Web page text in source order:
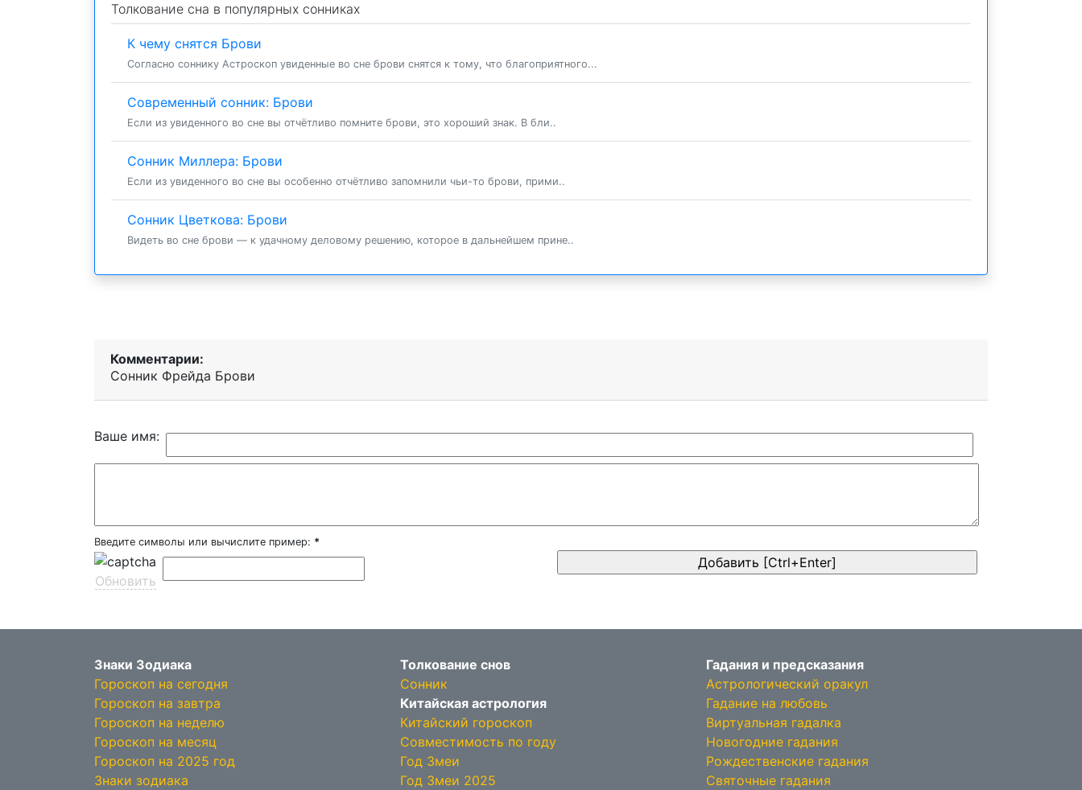
Толкование сна в популярных сонниках
К чему снятся Брови
Согласно соннику Астроскоп увиденные во сне брови снятся к тому, что благоприятного...
Современный сонник: Брови
Если из увиденного во сне вы отчётливо помните брови, это хороший знак. В бли..
Сонник Миллера: Брови
Если из увиденного во сне вы особенно отчётливо запомнили чьи-то брови, прими..
Сонник Цветкова: Брови
Видеть во сне брови — к удачному деловому решению, которое в дальнейшем прине..
Комментарии:
Сонник Фрейда Брови
Ваше имя:
Введите символы или вычислите пример: *
Обновить
Знаки Зодиака
Гороскоп на сегодня
Гороскоп на завтра
Гороскоп на неделю
Гороскоп на месяц
Гороскоп на 2025 год
Знаки зодиака
Толкование снов
Сонник
Китайская астрология
Китайский гороскоп
Совместимость по году
Год Змеи
Год Змеи 2025
Гадания и предсказания
Астрологический оракул
Гадание на любовь
Виртуальная гадалка
Новогодние гадания
Рождественские гадания
Святочные гадания